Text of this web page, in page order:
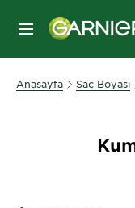
MENÜ
Anasayfa Saç Boyası